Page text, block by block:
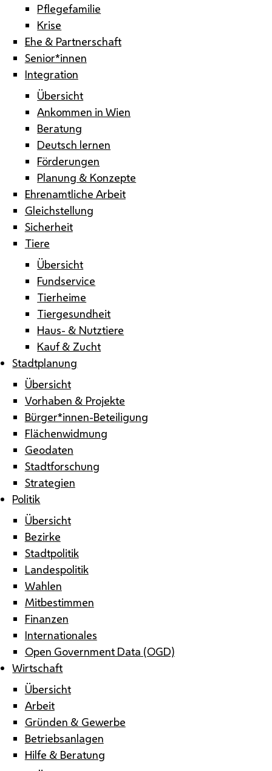
Pflegefamilie
Krise
Ehe & Partnerschaft
Senior*innen
Integration
Übersicht
Ankommen in Wien
Beratung
Deutsch lernen
Förderungen
Planung & Konzepte
Ehrenamtliche Arbeit
Gleichstellung
Sicherheit
Tiere
Übersicht
Fundservice
Tierheime
Tiergesundheit
Haus- & Nutztiere
Kauf & Zucht
Stadtplanung
Übersicht
Vorhaben & Projekte
Bürger*innen-Beteiligung
Flächenwidmung
Geodaten
Stadtforschung
Strategien
Politik
Übersicht
Bezirke
Stadtpolitik
Landespolitik
Wahlen
Mitbestimmen
Finanzen
Internationales
Open Government Data (OGD)
Wirtschaft
Übersicht
Arbeit
Gründen & Gewerbe
Betriebsanlagen
Hilfe & Beratung